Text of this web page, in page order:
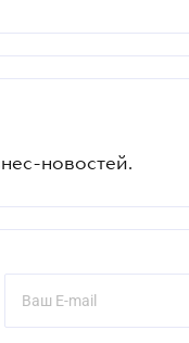
новостей.